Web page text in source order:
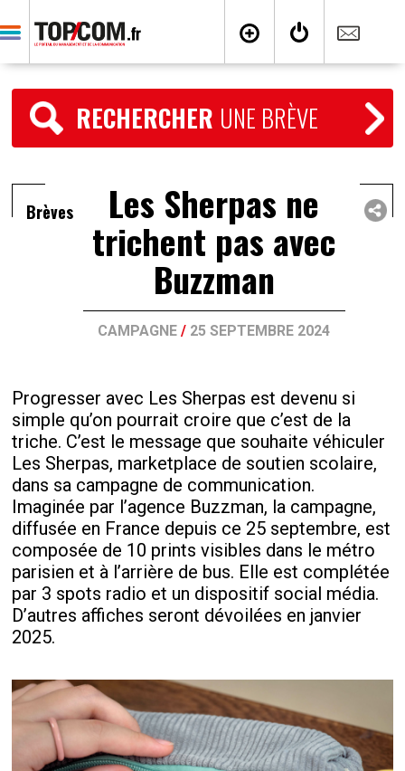
RECHERCHER UNE BRÈVE
Brèves Les Sherpas ne
trichent pas avec
Buzzman
CAMPAGNE / 25 SEPTEMBRE 2024
Progresser avec Les Sherpas est devenu si
simple qu’on pourrait croire que c’est de la
triche. C’est le message que souhaite véhiculer
Les Sherpas, marketplace de soutien scolaire,
dans sa campagne de communication.
Imaginée par l’agence Buzzman, la campagne,
diffusée en France depuis ce 25 septembre, est
composée de 10 prints visibles dans le métro
parisien et à l’arrière de bus. Elle est complétée
par 3 spots radio et un dispositif social média.
D’autres affiches seront dévoilées en janvier
2025.